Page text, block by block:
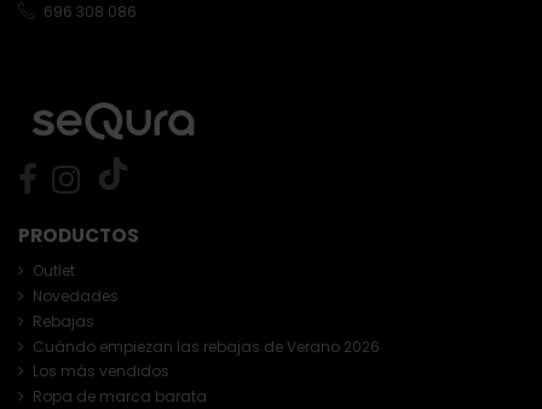
PRODUCTOS
Outlet
Novedades
Rebajas
Cuándo empiezan las rebajas de Verano 2026
Los más vendidos
Ropa de marca barata
696 308 086